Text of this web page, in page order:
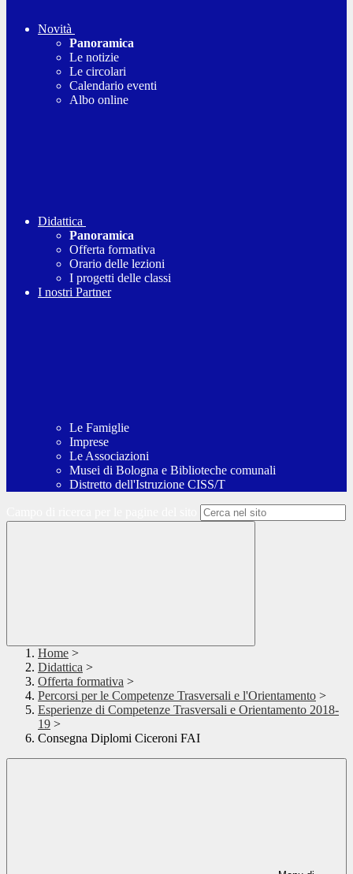
Novità
Panoramica
Le notizie
Le circolari
Calendario eventi
Albo online
Didattica
Panoramica
Offerta formativa
Orario delle lezioni
I progetti delle classi
I nostri Partner
Le Famiglie
Imprese
Le Associazioni
Musei di Bologna e Biblioteche comunali
Distretto dell'Istruzione CISS/T
Home >
Didattica >
Offerta formativa >
Percorsi per le Competenze Trasversali e l'Orientamento >
Esperienze di Competenze Trasversali e Orientamento 2018-
19 >
Consegna Diplomi Ciceroni FAI